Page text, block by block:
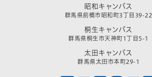
昭和キャンパス
群馬県前橋市昭和町3丁目39-22
桐生キャンパス
群馬県桐生市天神町1丁目5-1
太田キャンパス
群馬県太田市本町29-1